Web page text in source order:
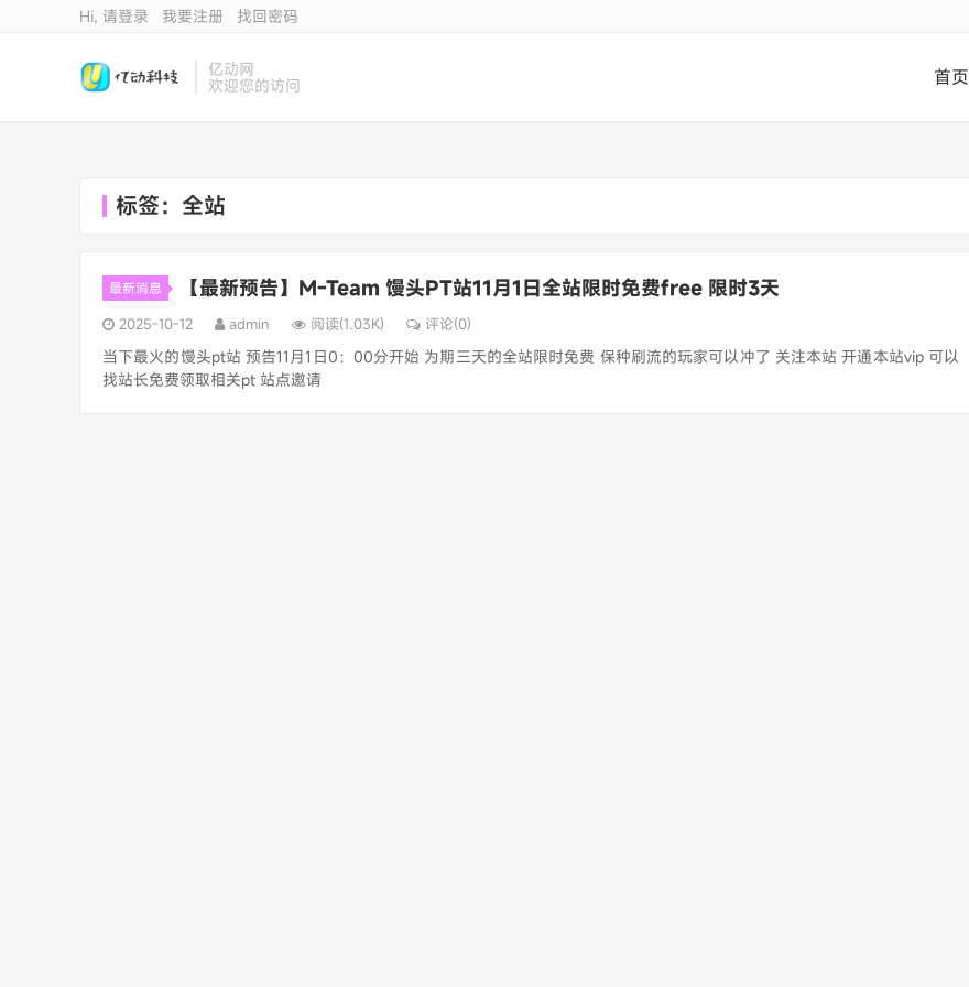
Hi, 请登录 我要注册 找回密码
亿动网
欢迎您的访问 首页
标签：全站
最新消息 【最新预告】M-Team 馒头PT站11月1日全站限时免费free 限时3天
2025-10-12 admin 阅读(1.03K) 评论(0)
当下最火的馒头pt站 预告11月1日0：00分开始 为期三天的全站限时免费 保种刷流的玩家可以冲了 关注本站 开通本站vip 可以
找站长免费领取相关pt 站点邀请